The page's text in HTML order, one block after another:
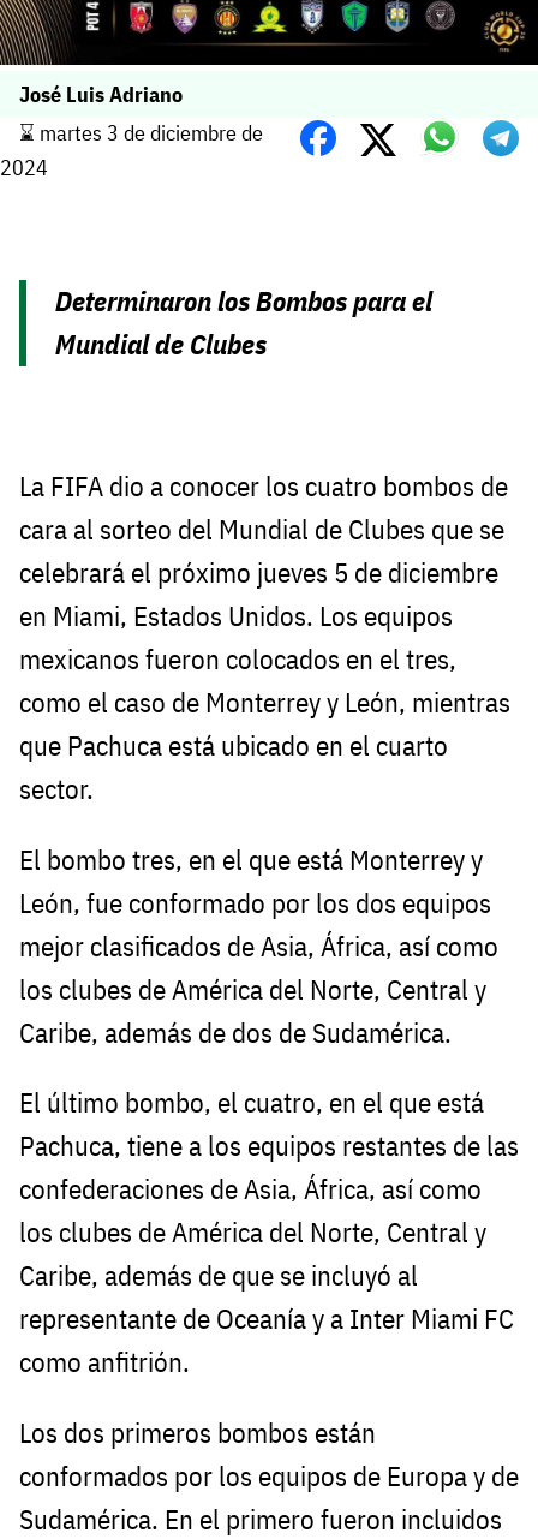
José Luis Adriano
⌛️ martes 3 de diciembre de
2024
Determinaron los Bombos para el
Mundial de Clubes
La FIFA dio a conocer los cuatro bombos de
cara al sorteo del Mundial de Clubes que se
celebrará el próximo jueves 5 de diciembre
en Miami, Estados Unidos. Los equipos
mexicanos fueron colocados en el tres,
como el caso de Monterrey y León, mientras
que Pachuca está ubicado en el cuarto
sector.
El bombo tres, en el que está Monterrey y
León, fue conformado por los dos equipos
mejor clasificados de Asia, África, así como
los clubes de América del Norte, Central y
Caribe, además de dos de Sudamérica.
El último bombo, el cuatro, en el que está
Pachuca, tiene a los equipos restantes de las
confederaciones de Asia, África, así como
los clubes de América del Norte, Central y
Caribe, además de que se incluyó al
representante de Oceanía y a Inter Miami FC
como anfitrión.
Los dos primeros bombos están
conformados por los equipos de Europa y de
Sudamérica. En el primero fueron incluidos